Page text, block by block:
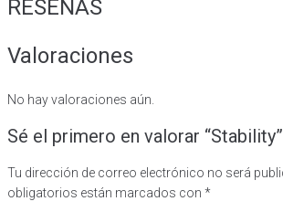
RESEÑAS
Valoraciones
No hay valoraciones aún.
Sé el primero en valorar “Stability”
Tu dirección de correo electrónico no será
obligatorios están marcados con *